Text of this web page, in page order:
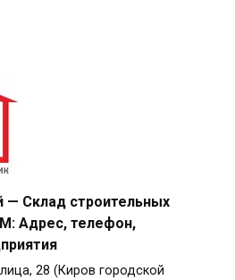
— Склад строительных
Адрес, телефон,
28 (Киров городской